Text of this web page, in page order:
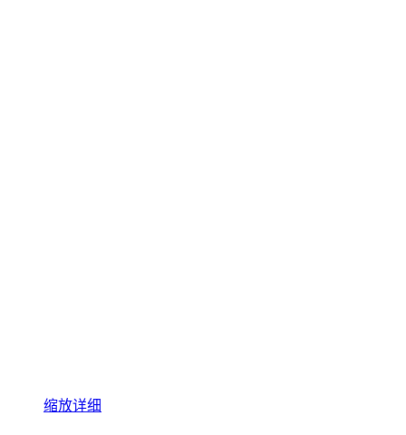
缩放详细